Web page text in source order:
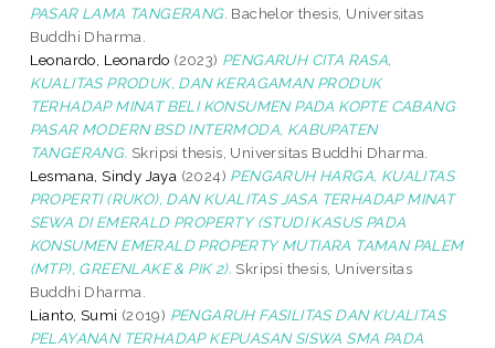
PASAR LAMA TANGERANG. Bachelor thesis, Universitas
Buddhi Dharma.
Leonardo, Leonardo (2023) PENGARUH CITA RASA,
KUALITAS PRODUK, DAN KERAGAMAN PRODUK
TERHADAP MINAT BELI KONSUMEN PADA KOPTE CABANG
PASAR MODERN BSD INTERMODA, KABUPATEN
TANGERANG. Skripsi thesis, Universitas Buddhi Dharma.
Lesmana, Sindy Jaya (2024) PENGARUH HARGA, KUALITAS
PROPERTI (RUKO), DAN KUALITAS JASA TERHADAP MINAT
SEWA DI EMERALD PROPERTY (STUDI KASUS PADA
KONSUMEN EMERALD PROPERTY MUTIARA TAMAN PALEM
(MTP), GREENLAKE & PIK 2). Skripsi thesis, Universitas
Buddhi Dharma.
Lianto, Sumi (2019) PENGARUH FASILITAS DAN KUALITAS
PELAYANAN TERHADAP KEPUASAN SISWA SMA PADA